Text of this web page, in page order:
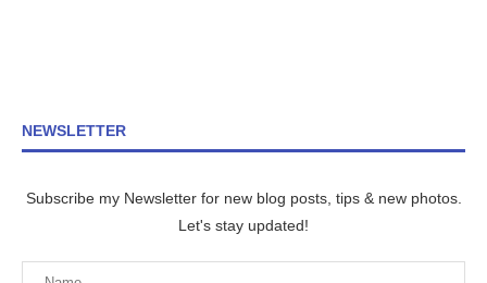
NEWSLETTER
Subscribe my Newsletter for new blog posts, tips & new photos.
Let's stay updated!